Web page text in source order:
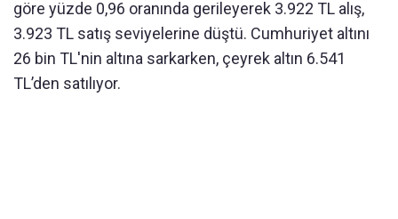
göre yüzde 0,96 oranında gerileyerek 3.922 TL alış,
3.923 TL satış seviyelerine düştü. Cumhuriyet altını
26 bin TL'nin altına sarkarken, çeyrek altın 6.541
TL’den satılıyor.